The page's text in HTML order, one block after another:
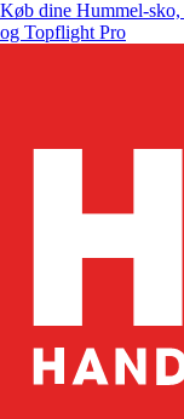
Køb dine Hummel-sko,
og Topflight Pro